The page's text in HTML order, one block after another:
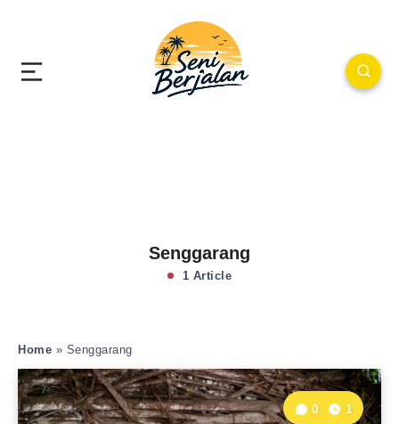
Senggarang
1 Article
Home » Senggarang
0 1